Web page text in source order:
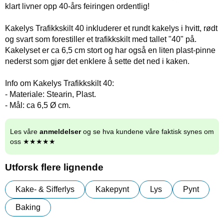
klart livner opp 40-års feiringen ordentlig!
Kakelys Trafikkskilt 40 inkluderer et rundt kakelys i hvitt, rødt
og svart som forestiller et trafikkskilt med tallet "40" på.
Kakelyset er ca 6,5 cm stort og har også en liten plast-pinne
nederst som gjør det enklere å sette det ned i kaken.
Info om Kakelys Trafikkskilt 40:
- Materiale: Stearin, Plast.
- Mål: ca 6,5 Ø cm.
Les våre anmeldelserog se hva kundene våre faktisk synes om
oss ★★★★★
Utforsk flere lignende
Kake- & Sifferlys Kakepynt Lys Pynt
Baking